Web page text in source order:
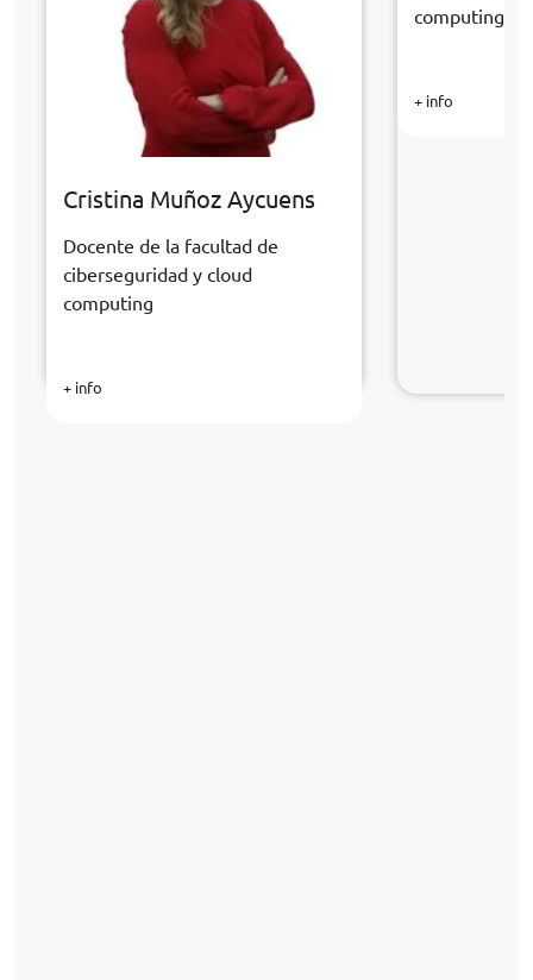
Cristina Muñoz Aycuens
Docente de la facultad de
ciberseguridad y cloud
computing
+ info
computing
+ info